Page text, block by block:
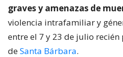
graves y amenazas de
violencia intrafamiliar y
entre el 7 y 23 de julio
deSanta Bárbara.